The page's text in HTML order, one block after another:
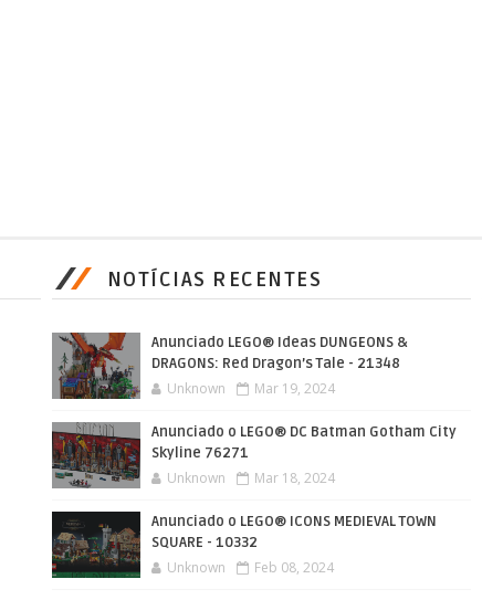
NOTÍCIAS RECENTES
Anunciado LEGO® Ideas DUNGEONS &
DRAGONS: Red Dragon’s Tale - 21348
Unknown Mar 19, 2024
Anunciado o LEGO® DC Batman Gotham City
Skyline 76271
Unknown Mar 18, 2024
Anunciado o LEGO® ICONS MEDIEVAL TOWN
SQUARE - 10332
Unknown Feb 08, 2024